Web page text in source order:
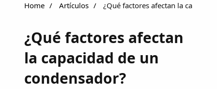
Home Artículos ¿Qué factores afectan la
¿Qué factores afectan
la capacidad de un
condensador?